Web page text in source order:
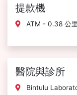
提款機
ATM - 0.38 公里
醫院與診所
Bintulu